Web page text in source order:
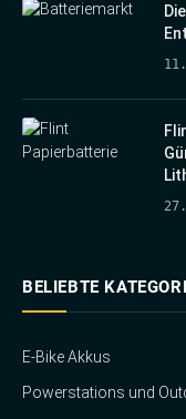
BELIEBTE
E-Bike Akkus
Powerstations und